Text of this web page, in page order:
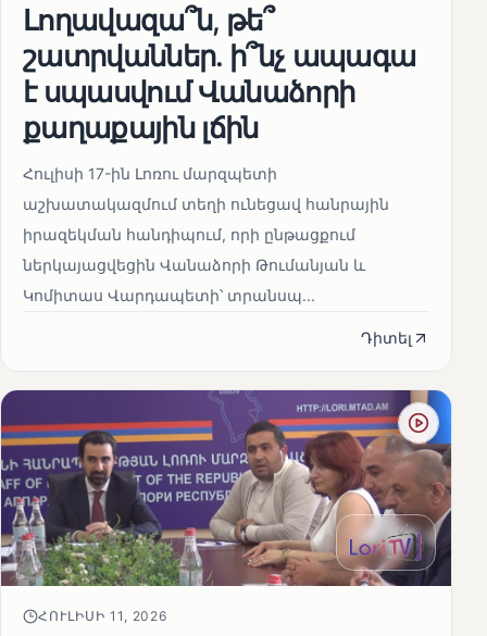
Լողավազա՞ն, թե՞
շատրվաններ. ի՞նչ ապագա
է սպասվում Վանաձորի
քաղաքային լճին
Հուլիսի 17-ին Լոռու մարզպետի
աշխատակազմում տեղի ունեցավ հանրային
իրազեկման հանդիպում, որի ընթացքում
ներկայացվեցին Վանաձորի Թումանյան և
Կոմիտաս Վարդապետի՝ տրանսպ...
Դիտել
ՀՈՒԼԻՍԻ 11, 2026